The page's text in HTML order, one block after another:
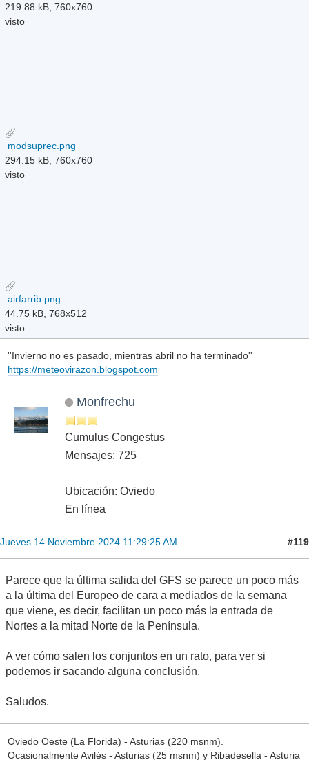
219.88 kB, 760x760
visto
modsuprec.png
294.15 kB, 760x760
visto
airfarrib.png
44.75 kB, 768x512
visto
''Invierno no es pasado, mientras abril no ha terminado''
https://meteovirazon.blogspot.com
Monfrechu
Cumulus Congestus
Mensajes: 725
Ubicación: Oviedo
En línea
Jueves 14 Noviembre 2024 11:29:25 AM #119
Parece que la última salida del GFS se parece un poco más
a la última del Europeo de cara a mediados de la semana
que viene, es decir, facilitan un poco más la entrada de
Nortes a la mitad Norte de la Península.
A ver cómo salen los conjuntos en un rato, para ver si
podemos ir sacando alguna conclusión.
Saludos.
Oviedo Oeste (La Florida) - Asturias (220 msnm).
Ocasionalmente Avilés - Asturias (25 msnm) y Ribadesella - Asturia